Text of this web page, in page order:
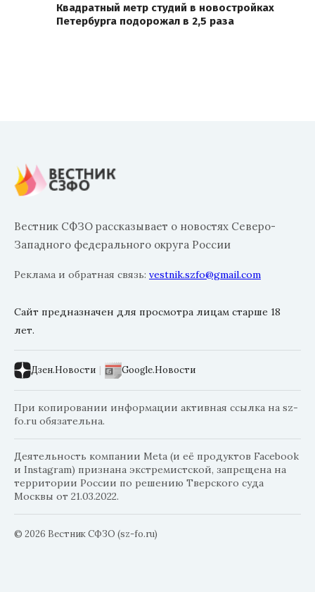
Квадратный метр студий в новостройках
Петербурга подорожал в 2,5 раза
Вестник СФЗО рассказывает о новостях Северо-
Западного федерального округа России
Реклама и обратная связь: vestnik.szfo@gmail.com
Сайт предназначен для просмотра лицам старше 18
лет.
Дзен.Новости | Google.Новости
При копировании информации активная ссылка на sz-
fo.ru обязательна.
Деятельность компании Meta (и её продуктов Facebook
и Instagram) признана экстремистской, запрещена на
территории России по решению Тверского суда
Москвы от 21.03.2022.
© 2026 Вестник СФЗО (sz-fo.ru)